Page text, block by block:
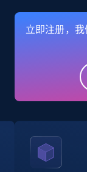
Industries,
Business
15.6K+
立即注册，我